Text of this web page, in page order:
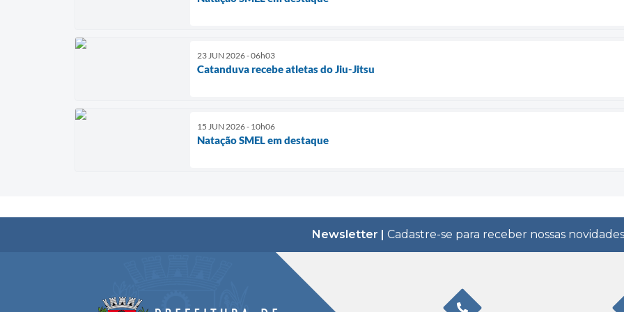
23 JUN 2026 - 06h03
Catanduva recebe atletas do Jiu-Jitsu
15 JUN 2026 - 10h06
Natação SMEL em destaque
Newsletter | Cadastre-se para receber nossas novidades